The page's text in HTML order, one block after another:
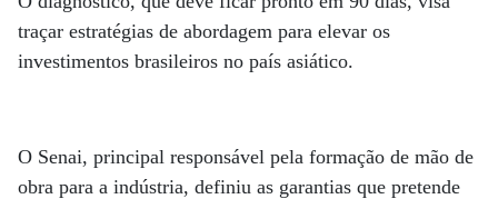
traçar estratégias de abordagem para elevar os
investimentos brasileiros no país asiático.
O Senai, principal responsável pela formação de mão de
obra para a indústria, definiu as garantias que pretende